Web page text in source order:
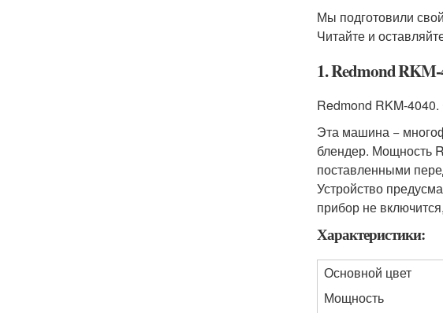
Мы подготовили
Читайте и
1. Redmond RKM-
Redmond RKM-
Эта машина −
блендер. Мощность
поставленными
Устройство
прибор не
Характеристики:
Основной цвет
Мощность